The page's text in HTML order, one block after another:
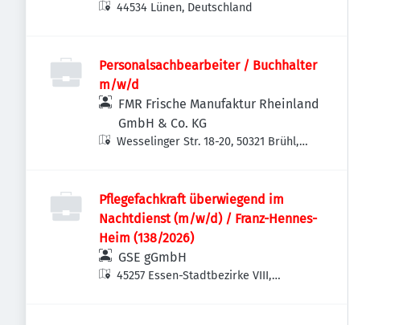
44534 Lünen, Deutschland
Personalsachbearbeiter / Buchhalter
m/w/d
FMR Frische Manufaktur Rheinland
GmbH & Co. KG
Wesselinger Str. 18-20, 50321 Brühl,
Pflegefachkraft überwiegend im
Nachtdienst (m/w/d) / Franz-Hennes-
Heim (138/2026)
GSE gGmbH
45257 Essen-Stadtbezirke VIII,